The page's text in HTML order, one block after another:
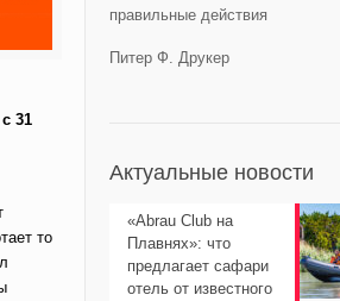
31
то
правильные действия
Питер Ф. Друкер
Актуальные новости
«Abrau Club на
Плавнях»: что
предлагает сафари
отель от известного